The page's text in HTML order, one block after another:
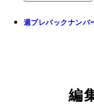
週プレバックナンバ
編